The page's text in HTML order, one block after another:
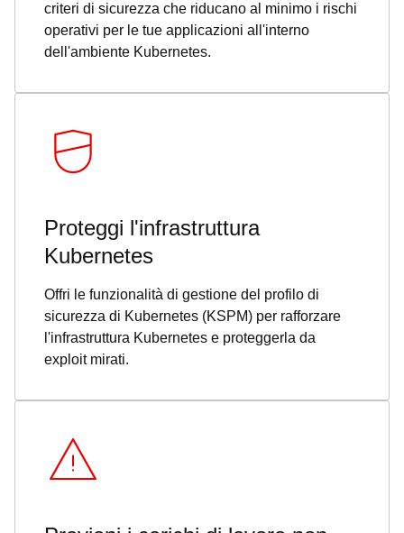
criteri di sicurezza che riducano al minimo i rischi
operativi per le tue applicazioni all'interno
dell'ambiente Kubernetes.
Proteggi l'infrastruttura
Kubernetes
Offri le funzionalità di gestione del profilo di
sicurezza di Kubernetes (KSPM) per rafforzare
l'infrastruttura Kubernetes e proteggerla da
exploit mirati.